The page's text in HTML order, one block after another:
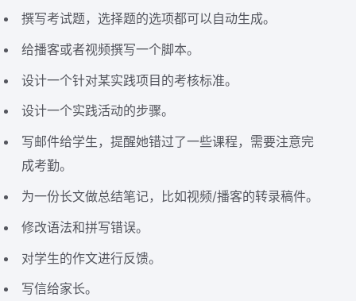
撰写考试题，选择题的选项都可以自动生成。
给播客或者视频撰写一个脚本。
设计一个针对某实践项目的考核标准。
设计一个实践活动的步骤。
写邮件给学生，提醒她错过了一些课程，需要注意完
成考勤。
为一份长文做总结笔记，比如视频/播客的转录稿件。
修改语法和拼写错误。
对学生的作文进行反馈。
写信给家长。